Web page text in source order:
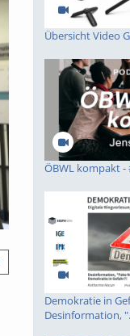
Übersicht Video
ÖBWL kompakt
Demokratie in
Desinformation,